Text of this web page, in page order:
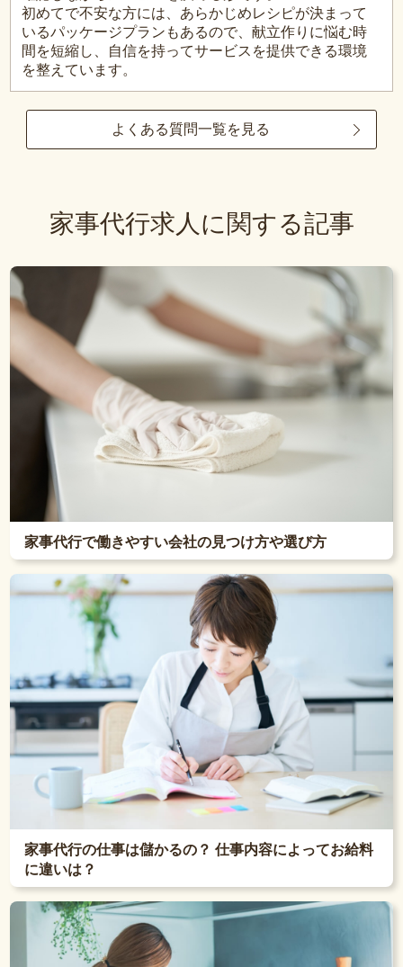
初めてで不安な方には、あらかじめレシピが決まって
いるパッケージプランもあるので、献立作りに悩む時
間を短縮し、自信を持ってサービスを提供できる環境
を整えています。
よくある質問一覧を見る
家事代行求人に関する記事
家事代行で働きやすい会社の見つけ方や選び方
家事代行の仕事は儲かるの？ 仕事内容によってお給料
に違いは？